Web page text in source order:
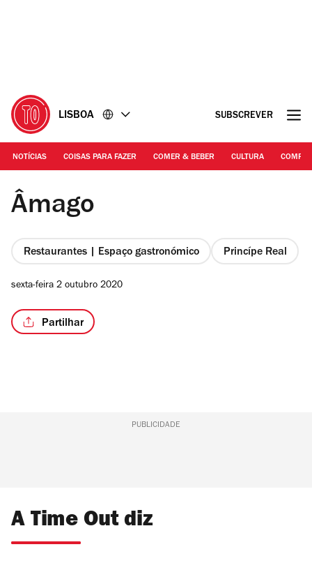
LISBOA SUBSCREVER
NOTÍCIAS COISAS PARA FAZER COMER & BEBER CULTURA
Tadeu Machado | Âmago
Âmago
Restaurantes | Espaço gastronómico Princípe Real
sexta-feira 2 outubro 2020
Partilhar
PUBLICIDADE
A Time Out diz